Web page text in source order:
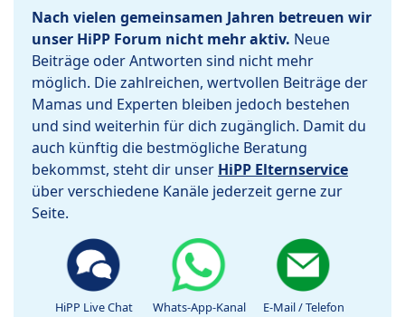
Nach vielen gemeinsamen Jahren betreuen wir
unser HiPP Forum nicht mehr aktiv. Neue
Beiträge oder Antworten sind nicht mehr
möglich. Die zahlreichen, wertvollen Beiträge der
Mamas und Experten bleiben jedoch bestehen
und sind weiterhin für dich zugänglich. Damit du
auch künftig die bestmögliche Beratung
bekommst, steht dir unser HiPP Elternservice
über verschiedene Kanäle jederzeit gerne zur
Seite.
HiPP Live Chat Whats-App-Kanal E-Mail / Telefon